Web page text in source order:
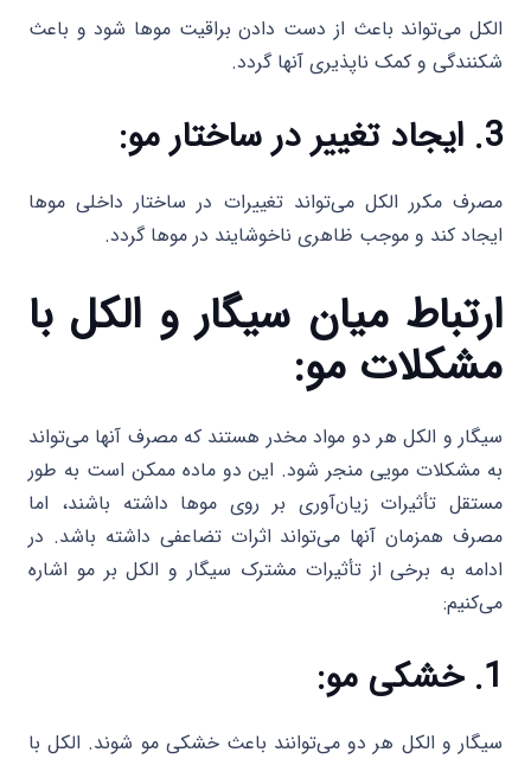
الکل می‌تواند باعث از دست دادن براقیت موها شود و باعث
شکنندگی و کمک ناپذیری آنها گردد.
3. ایجاد تغییر در ساختار مو:
مصرف مکرر الکل می‌تواند تغییرات در ساختار داخلی موها
ایجاد کند و موجب ظاهری ناخوشایند در موها گردد.
ارتباط میان سیگار و الکل با
مشکلات مو:
سیگار و الکل هر دو مواد مخدر هستند که مصرف آنها می‌تواند
به مشکلات مویی منجر شود. این دو ماده ممکن است به طور
مستقل تأثیرات زیان‌آوری بر روی موها داشته باشند، اما
مصرف همزمان آنها می‌تواند اثرات تضاعفی داشته باشد. در
ادامه به برخی از تأثیرات مشترک سیگار و الکل بر مو اشاره
می‌کنیم:
1. خشکی مو:
سیگار و الکل هر دو می‌توانند باعث خشکی مو شوند. الکل با